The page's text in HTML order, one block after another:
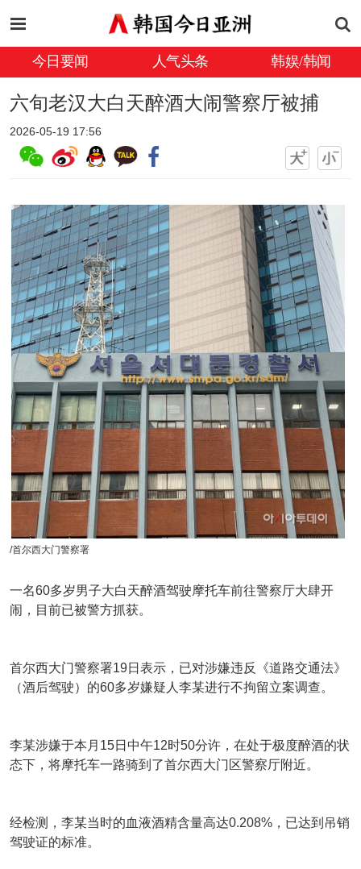
今日要闻 人气头条 韩娱/韩闻
六旬老汉大白天醉酒大闹警察厅被捕
2026-05-19 17:56
/首尔西大门警察署
一名60多岁男子大白天醉酒驾驶摩托车前往警察厅大肆开
闹，目前已被警方抓获。
首尔西大门警察署19日表示，已对涉嫌违反《道路交通法》
（酒后驾驶）的60多岁嫌疑人李某进行不拘留立案调查。
李某涉嫌于本月15日中午12时50分许，在处于极度醉酒的状
态下，将摩托车一路骑到了首尔西大门区警察厅附近。
经检测，李某当时的血液酒精含量高达0.208%，已达到吊销
驾驶证的标准。